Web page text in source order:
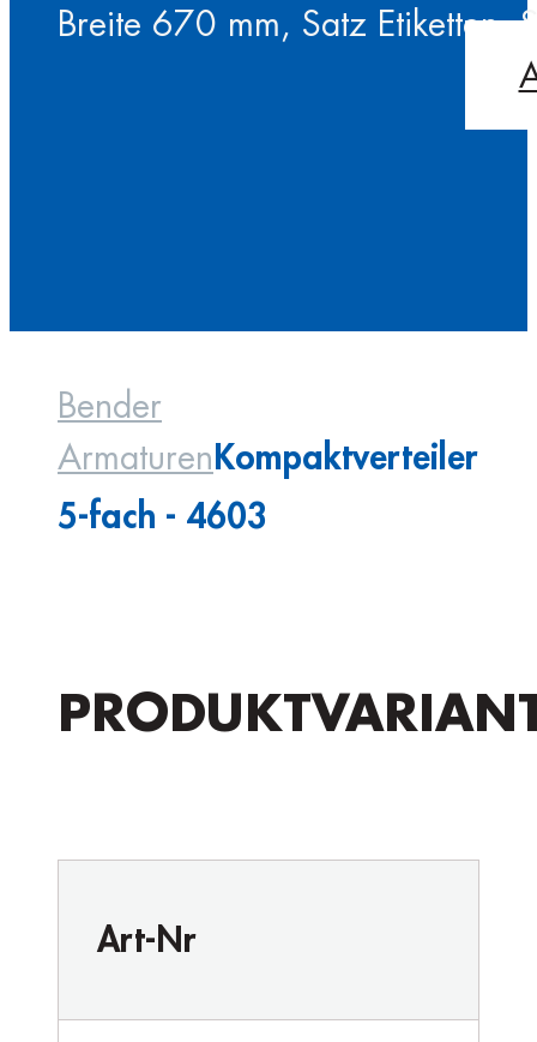
Breite 670 mm, Satz Etiketten,
Bender
ArmaturenKompaktverteiler
5-fach - 4603
Art-Nr